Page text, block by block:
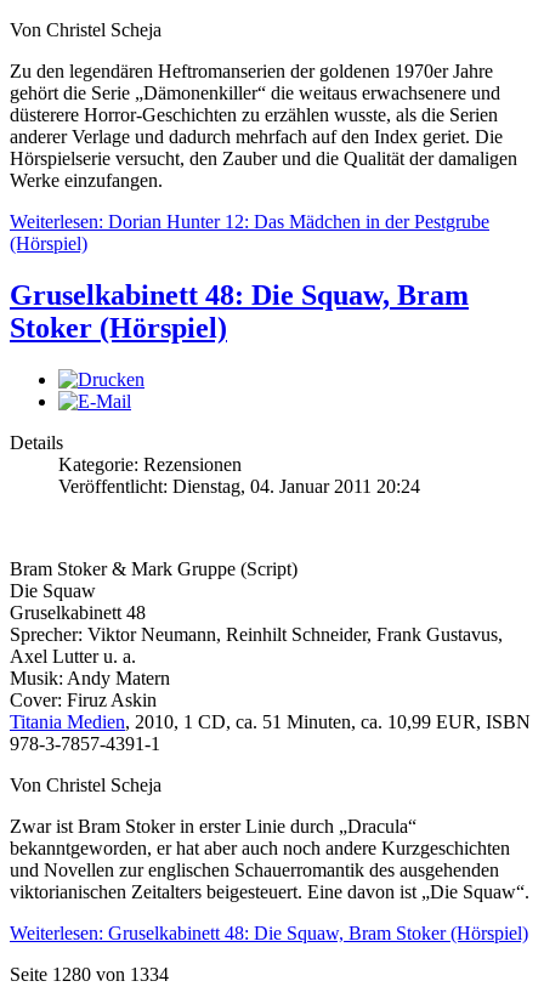
Von Christel Scheja
Zu den legendären Heftromanserien der goldenen 1970er Jahre
gehört die Serie „Dämonenkiller“ die weitaus erwachsenere und
düsterere Horror-Geschichten zu erzählen wusste, als die Serien
anderer Verlage und dadurch mehrfach auf den Index geriet. Die
Hörspielserie versucht, den Zauber und die Qualität der damaligen
Werke einzufangen.
Weiterlesen: Dorian Hunter 12: Das Mädchen in der Pestgrube
(Hörspiel)
Gruselkabinett 48: Die Squaw, Bram
Stoker (Hörspiel)
Details
Kategorie: Rezensionen
Veröffentlicht: Dienstag, 04. Januar 2011 20:24
Bram Stoker & Mark Gruppe (Script)
Die Squaw
Gruselkabinett 48
Sprecher: Viktor Neumann, Reinhilt Schneider, Frank Gustavus,
Axel Lutter u. a.
Musik: Andy Matern
Cover: Firuz Askin
Titania Medien, 2010, 1 CD, ca. 51 Minuten, ca. 10,99 EUR, ISBN
978-3-7857-4391-1
Von Christel Scheja
Zwar ist Bram Stoker in erster Linie durch „Dracula“
bekanntgeworden, er hat aber auch noch andere Kurzgeschichten
und Novellen zur englischen Schauerromantik des ausgehenden
viktorianischen Zeitalters beigesteuert. Eine davon ist „Die Squaw“.
Weiterlesen: Gruselkabinett 48: Die Squaw, Bram Stoker (Hörspiel)
Seite 1280 von 1334